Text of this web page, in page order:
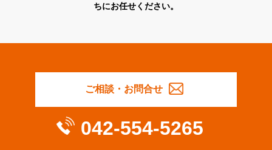
ちにお任せください。
ご相談・お問合せ
042-554-5265